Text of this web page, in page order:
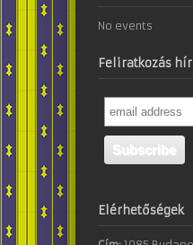
No events
Feliratkozás
Elérhetőségek